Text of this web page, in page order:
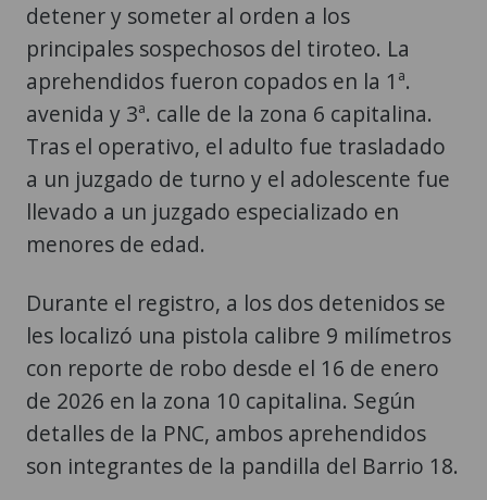
detener y someter al orden a los
principales sospechosos del tiroteo. La
aprehendidos fueron copados en la 1ª.
avenida y 3ª. calle de la zona 6 capitalina.
Tras el operativo, el adulto fue trasladado
a un juzgado de turno y el adolescente fue
llevado a un juzgado especializado en
menores de edad.
Durante el registro, a los dos detenidos se
les localizó una pistola calibre 9 milímetros
con reporte de robo desde el 16 de enero
de 2026 en la zona 10 capitalina. Según
detalles de la PNC, ambos aprehendidos
son integrantes de la pandilla del Barrio 18.